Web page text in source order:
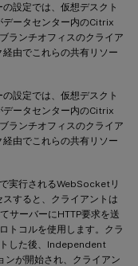
設定では、仮想デスクト
データセンター内のCitrix
ランチオフィスのクライア
由でこれらの共有リソー
設定では、仮想デスクト
データセンター内のCitrix
ランチオフィスのクライア
由でこれらの共有リソー
実行されるWebSocketリ
すると、クライアントは
サーバーにHTTP要求を送
トコルを使用します。クラ
した後、Independent
が開始され、クライアン